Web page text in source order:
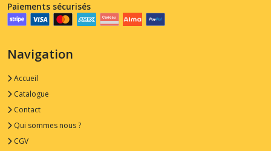
Paiements sécurisés
Navigation
Accueil
Catalogue
Contact
Qui sommes nous ?
CGV